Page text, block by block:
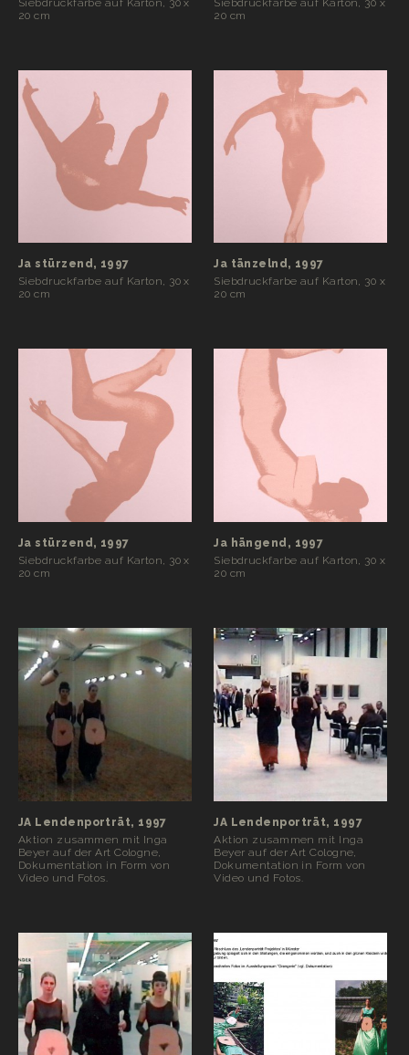
20 cm
20 cm
Ja stürzend, 1997
Siebdruckfarbe auf Karton, 30 x
20 cm
Ja tänzelnd, 1997
Siebdruckfarbe auf Karton, 30 x
20 cm
Ja stürzend, 1997
Siebdruckfarbe auf Karton, 30 x
20 cm
Ja hängend, 1997
Siebdruckfarbe auf Karton, 30 x
20 cm
JA Lendenporträt, 1997
Aktion zusammen mit Inga
Beyer auf der Art Cologne,
Dokumentation in Form von
Video und Fotos.
JA Lendenporträt, 1997
Aktion zusammen mit Inga
Beyer auf der Art Cologne,
Dokumentation in Form von
Video und Fotos.